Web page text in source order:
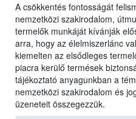
A csökkentés fontosságát
nemzetközi szakirodalom,
termelők munkáját kívánják
arra, hogy az élelmiszerlánc
kiemelten az elsődleges
piacra kerülő termések
tájékoztató anyagunkban a
nemzetközi szakirodalom és
üzeneteit összegezzük.